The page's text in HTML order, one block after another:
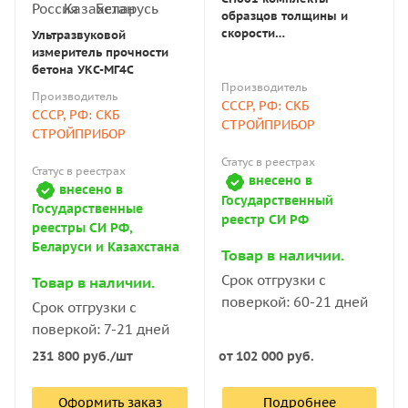
Измерители прочности работают по одному из трёх
методов:
Ударный импульс. Оборудование производится в
соответствии с ГОСТ 22690-2015, применяется при
оценке прочности, пластичности, твёрдости
строительных растворов и готовых бетонных ЖБИ и
конструкций, клинкерной плитки и строительного
кирпича. Импульсный прибор помогает выявлять
недостаточное уплотнение раствора и определять
однородность слоя застывшего бетона, в том числе
стяжки пола или фундамента.
Ультразвуковое исследование (ГОСТ 17624-87).
качества и прочности готовых изделий и
конструкций из монолитного бетона, силикатного
Ультразвуковой
измеритель прочности
бетона УКС-МГ4С
Производитель
СССР, РФ: СКБ
СТРОЙПРИБОР
Статус в реестрах
внесено в
Государственные
реестры СИ РФ,
Беларуси и Казахстана
Товар в наличии.
Срок отгрузки с
поверкой: 7-21 дней
231 800 руб./шт
Оформить заказ
образцов толщины и
скорости
Производитель
СССР, РФ: СКБ
СТРОЙПРИБОР
Статус в реестрах
внесено в
Государственный
реестр СИ РФ
Товар в наличии.
Срок отгрузки с
поверкой: 60-21 дней
от 102 000 руб.
Подробнее